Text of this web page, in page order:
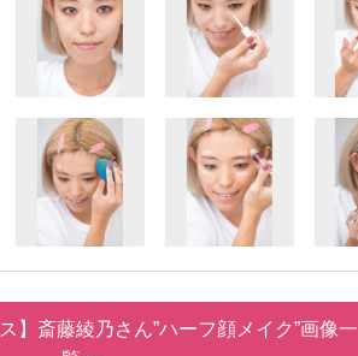
】斎藤綾乃さん”ハーフ顔メイク”画像一